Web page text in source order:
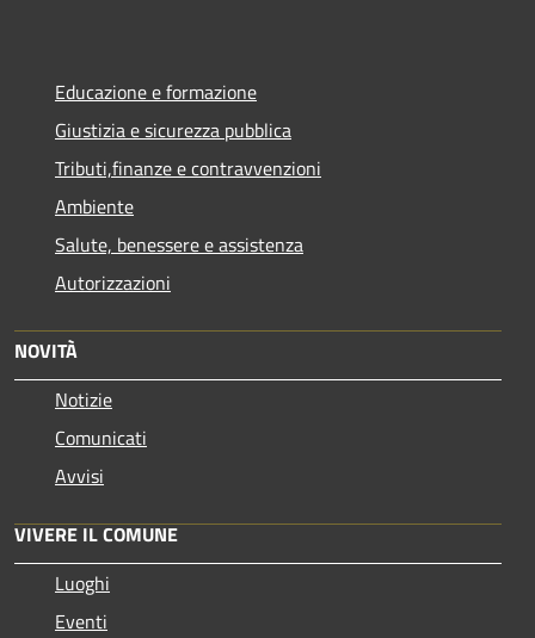
Educazione e formazione
Giustizia e sicurezza pubblica
Tributi,finanze e contravvenzioni
Ambiente
Salute, benessere e assistenza
Autorizzazioni
NOVITÀ
Notizie
Comunicati
Avvisi
VIVERE IL COMUNE
Luoghi
Eventi